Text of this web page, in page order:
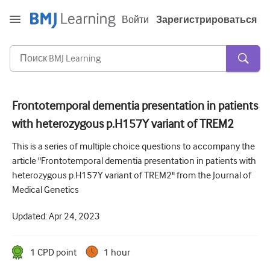
Войти Зарегистрироваться
Острая и неотложная помощь
Аллергия
Кардиология
Уход за пожилыми людьми
Навыки коммуникации
Frontotemporal dementia presentation in patients
with heterozygous p.H157Y variant of TREM2
This is a series of multiple choice questions to accompany the
article "Frontotemporal dementia presentation in patients with
heterozygous p.H157Y variant of TREM2" from the Journal of
Medical Genetics
Updated:Apr 24, 2023
1 CPD point 1 hour